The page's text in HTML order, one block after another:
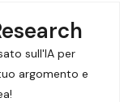
sull'IA per
argomento e